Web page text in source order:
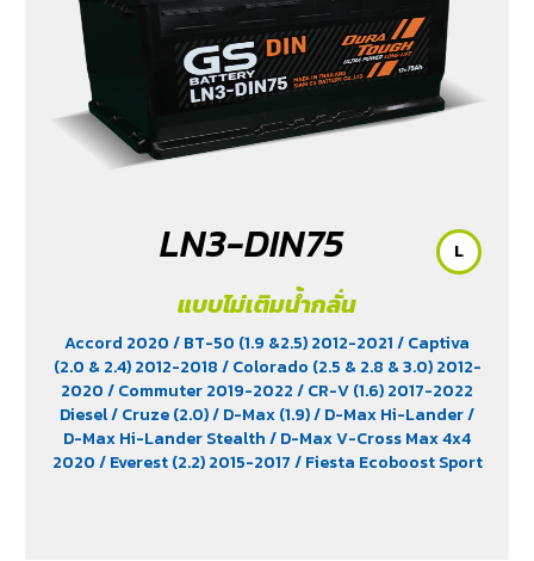
LN3-DIN75
แบบไม่เติมน้ำกลั่น
Accord 2020/ BT-50 (1.9 &2.5) 2012-2021/ Captiva
(2.0 & 2.4) 2012-2018/ Colorado (2.5 & 2.8 & 3.0) 2012-
2020/ Commuter 2019-2022/ CR-V (1.6) 2017-2022
Diesel/ Cruze (2.0)/ D-Max (1.9)/ D-Max Hi-Lander/
D-Max Hi-Lander Stealth/ D-Max V-Cross Max 4x4
2020/ Everest (2.2) 2015-2017/ Fiesta Ecoboost Sport
L